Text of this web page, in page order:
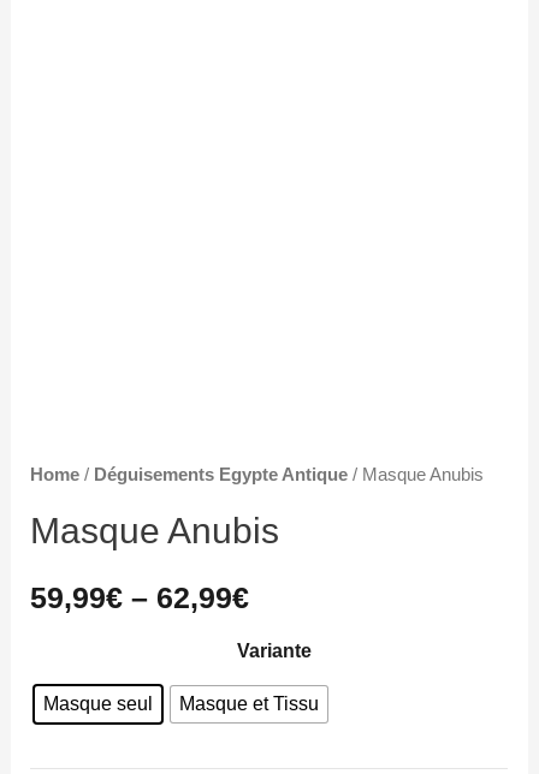
Home / Déguisements Egypte Antique / Masque Anubis
Masque Anubis
59,99€ – 62,99€
Variante
Masque seul Masque et Tissu